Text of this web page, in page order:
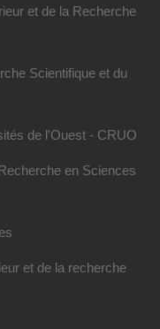
et de la Recherche
Scientifique et du
de l'Ouest - CRUO
en Sciences
et de la recherche